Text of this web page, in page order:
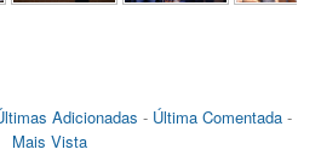
Adicionadas - Última Comentada-
Mais Vista